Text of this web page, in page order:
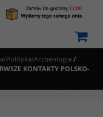
Polityka/Archeologia /
KONTAKTY POLSKO-